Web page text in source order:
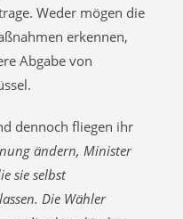
Weder mögen die
erkennen,
Abgabe von
dennoch fliegen ihr
ändern, Minister
sie selbst
Die Wähler